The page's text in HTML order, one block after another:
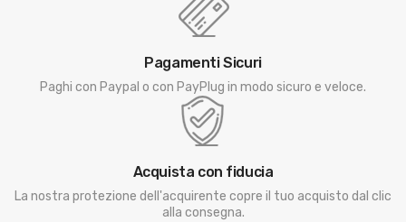
Pagamenti Sicuri
Paghi con Paypal o con PayPlug in modo sicuro e veloce.
Acquista con fiducia
La nostra protezione dell'acquirente copre il tuo acquisto dal clic
alla consegna.